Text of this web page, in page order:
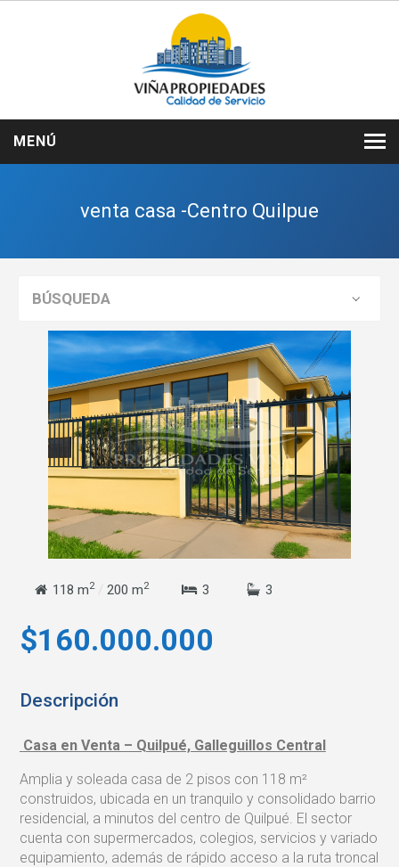
MENÚ
NOSOTROS
VENTAS
ARRIENDOS
SERVICIOS
CONTACTO
venta casa -Centro Quilpue
BÚSQUEDA
118 m2 200 m2 3 3
$160.000.000
Descripción
Casa en Venta – Quilpué, Galleguillos Central
Amplia y soleada casa de 2 pisos con 118 m²
construidos, ubicada en un tranquilo y consolidado barrio
residencial, a minutos del centro de Quilpué. El sector
cuenta con supermercados, colegios, servicios y variado
equipamiento, además de rápido acceso a la ruta troncal